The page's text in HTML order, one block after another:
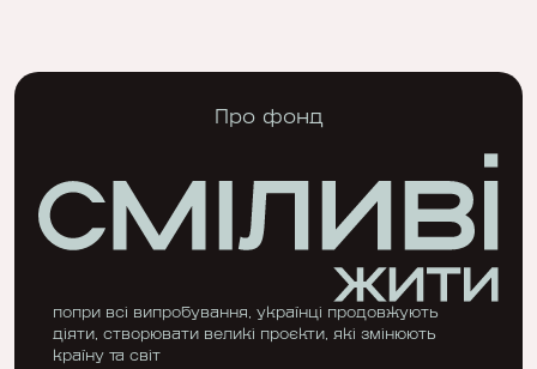
Про фонд
попри всі випробування, українці продовжують
діяти, створювати великі проєкти, які змінюють
країну та світ